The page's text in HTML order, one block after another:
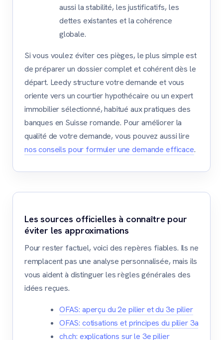
aussi la stabilité, les justificatifs, les
dettes existantes et la cohérence
globale.
Si vous voulez éviter ces pièges, le plus simple est
de préparer un dossier complet et cohérent dès le
départ. Leedy structure votre demande et vous
oriente vers un courtier hypothécaire ou un expert
immobilier sélectionné, habitué aux pratiques des
banques en Suisse romande. Pour améliorer la
qualité de votre demande, vous pouvez aussi lire
nos conseils pour formuler une demande efficace.
Les sources officielles à connaître pour
éviter les approximations
Pour rester factuel, voici des repères fiables. Ils ne
remplacent pas une analyse personnalisée, mais ils
vous aident à distinguer les règles générales des
idées reçues.
OFAS: aperçu du 2e pilier et du 3e pilier
OFAS: cotisations et principes du pilier 3a
ch.ch: explications sur le 3e pilier